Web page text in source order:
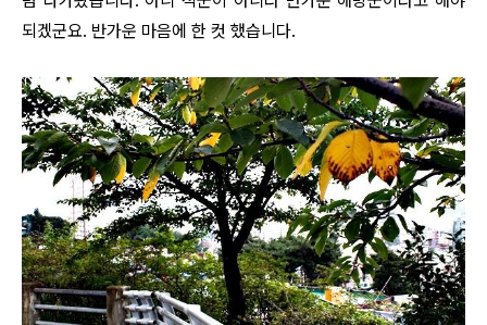
되겠군요. 반가운 마음에 한 컷 했습니다.